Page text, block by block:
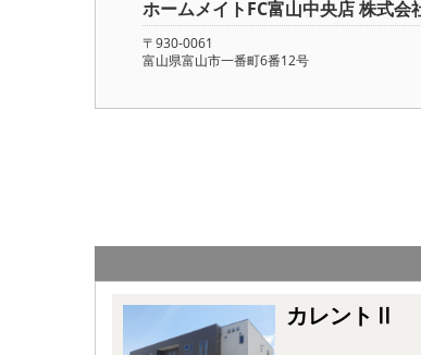
ホームメイトFC富山中央店 株式会
〒930-0061
富山県富山市一番町6番12号
カレントⅡ